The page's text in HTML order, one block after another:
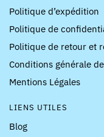
Politique d’expédition
Politique de
Politique de retour et
Conditions générale
Mentions Légales
LIENS UTILES
Blog